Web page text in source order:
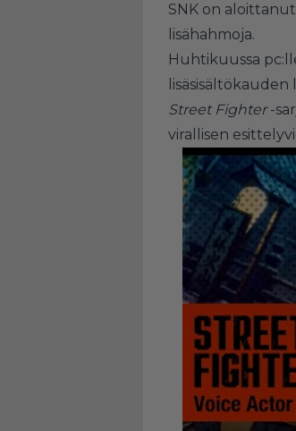
SNK on
lisähahmoja.
Huhtikuussa
Street Fighter-
virallisen